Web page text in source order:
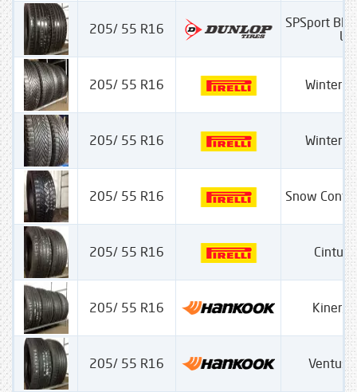
205/ 55 R16
SPSport
205/ 55 R16 Winter
205/ 55 R16 Winter
205/ 55 R16 Snow
205/ 55 R16
205/ 55 R16
205/ 55 R16 Ventus